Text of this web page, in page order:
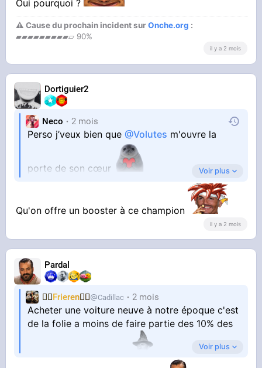
Oui pourquoi ?
⚠ Cause du prochain incident surOnche.org :
▰▰▰▰▰▰▰▰▰▱ 90%
il y a 2 mois
Dortiguier2
Neco 2 mois
Perso j’veux bien que@Volutes m'ouvre la
porte de son cœur Voir plus
Qu'on offre un booster à ce champion
il y a 2 mois
Pardal
🧝‍♀️Frieren🧝‍♀️ Cadillac 2 mois
Acheter une voiture neuve à notre époque c'est
de la folie a moins de faire partie des 10% des
Voir plus